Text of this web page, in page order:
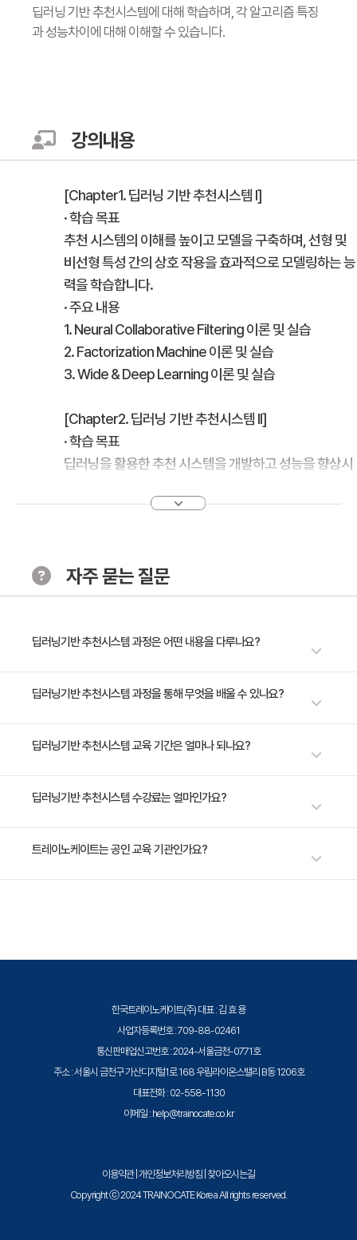
딥러닝 기반 추천시스템에 대해 학습하며, 각 알고리즘 특징
과 성능차이에 대해 이해할 수 있습니다.
강의내용
[Chapter1. 딥러닝 기반 추천시스템 I]
· 학습 목표
추천 시스템의 이해를 높이고 모델을 구축하며, 선형 및
비선형 특성 간의 상호 작용을 효과적으로 모델링하는 능
력을 학습합니다.
· 주요 내용
1. Neural Collaborative Filtering 이론 및 실습
2. Factorization Machine 이론 및 실습
3. Wide & Deep Learning 이론 및 실습
[Chapter2. 딥러닝 기반 추천시스템 II]
· 학습 목표
딥러닝을 활용한 추천 시스템을 개발하고 성능을 향상시
양한 사용자 행동을 모델링하는 능력을 학습합니다.
2. AutoRec-AutoEncoders Meet Collaborative
Filtering 이론 및 실습
론 및 실습
자주 묻는 질문
딥러닝기반 추천시스템 과정은 어떤 내용을 다루나요?
이 강의는 추천 시스템의 기본부터 고급 모델링 기법까지 깊이 있게 다룹니
우며, 실습을 통해 이론을 실제 애플리케이션에 적용하는 방법을 익힙니다.
추천 알고리즘 구축 및 다양한 사용자 행동의 모델링 방법을 학습합니다. 혁
딥러닝기반 추천시스템 과정을 통해 무엇을 배울 수 있나요?
딥러닝 기반 추천시스템에 대해 학습하며, 각 알고리즘 특징과 성능차이에
딥러닝기반 추천시스템 교육 기간은 얼마나 되나요?
1일 과정입니다. 상세 일정은 교육 페이지에서 확인하실 수 있습니다.
딥러닝기반 추천시스템 수강료는 얼마인가요?
수강료는 400,000원(VAT 별도)입니다. 고용보험 환급 및 기업 할인 혜택
트레이노케이트는 공인 교육 기관인가요?
한국트레이노케이트(주) 대표 : 김 효 용
사업자등록번호 : 709-88-02461
통신판매업신고번호 : 2024-서울금천-0771호
주소 : 서울시 금천구 가산디지털1로 168 우림라이온스밸리 B동 1206호
대표전화 : 02-558-1130
이메일 : help@trainocate.co.kr
이용약관| 개인정보처리방침 찾아오시는길
Copyright ⓒ 2024 TRAINOCATE Korea All rights reserved.